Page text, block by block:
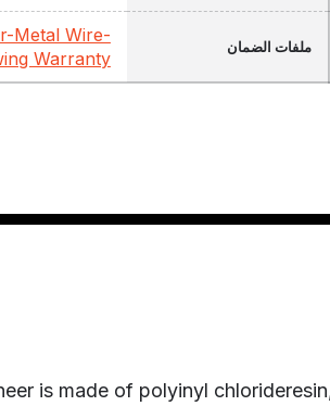
ملفات الضمان
Metal Wire-
Warranty
is made of polyinyl